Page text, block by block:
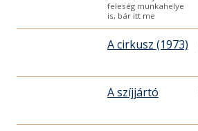
feleség munkahelye
is, bár itt me
A cirkusz (1973)
A szíjjártó